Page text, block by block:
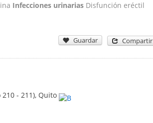
Infecciones urinarias Disfunción eréctil
Guardar Compartir
- 211), Quito